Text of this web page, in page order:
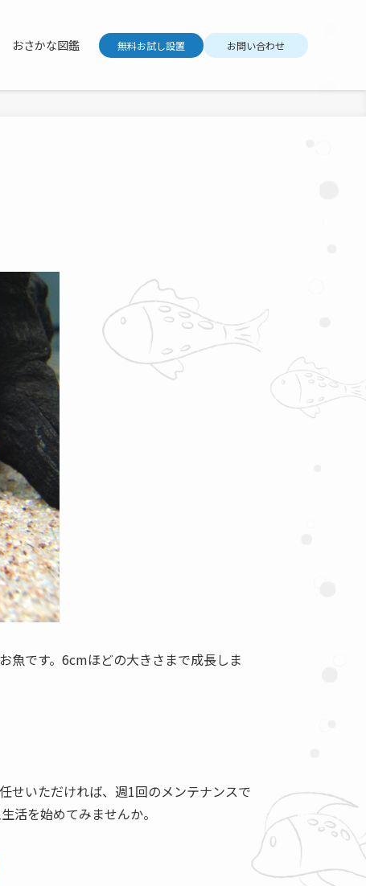
おさかな図鑑 無料お試し設置 お問い合わせ
魚です。6cmほどの大きさまで成長しま
せいただければ、週1回のメンテナンスで
活を始めてみませんか。